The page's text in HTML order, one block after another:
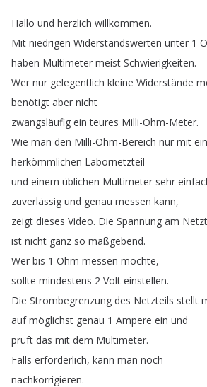
Hallo und herzlich willkommen.
Mit niedrigen Widerstandswerten unter 1
haben Multimeter meist Schwierigkeiten.
Wer nur gelegentlich kleine Widerstände
benötigt aber nicht
zwangsläufig ein teures Milli-Ohm-Meter.
Wie man den Milli-Ohm-Bereich nur mit
herkömmlichen Labornetzteil
und einem üblichen Multimeter sehr
zuverlässig und genau messen kann,
zeigt dieses Video. Die Spannung am
ist nicht ganz so maßgebend.
Wer bis 1 Ohm messen möchte,
sollte mindestens 2 Volt einstellen.
Die Strombegrenzung des Netzteils stellt
auf möglichst genau 1 Ampere ein und
prüft das mit dem Multimeter.
Falls erforderlich, kann man noch
nachkorrigieren.